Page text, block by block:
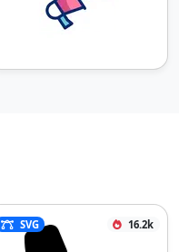
SVG 16.2k